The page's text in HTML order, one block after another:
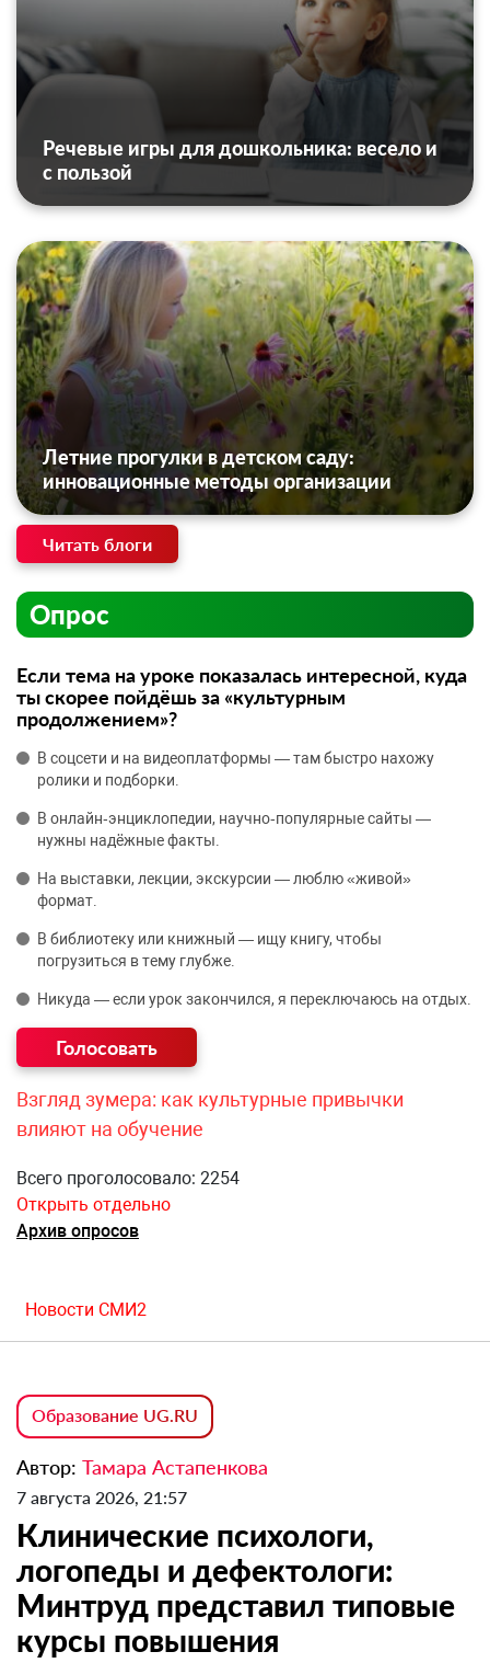
Речевые игры для дошкольника: весело и
с пользой
Летние прогулки в детском саду:
инновационные методы организации
Читать блоги
Опрос
Если тема на уроке показалась интересной, куда
ты скорее пойдёшь за «культурным
продолжением»?
В соцсети и на видеоплатформы — там быстро нахожу
ролики и подборки.
В онлайн‑энциклопедии, научно‑популярные сайты —
нужны надёжные факты.
На выставки, лекции, экскурсии — люблю «живой»
формат.
В библиотеку или книжный — ищу книгу, чтобы
погрузиться в тему глубже.
Никуда — если урок закончился, я переключаюсь на отдых.
Взгляд зумера: как культурные привычки
влияют на обучение
Всего проголосовало: 2254
Открыть отдельно
Архив опросов
Новости СМИ2
Образование UG.RU
Автор: Тамара Астапенкова
7 августа 2026, 21:57
Клинические психологи,
логопеды и дефектологи:
Минтруд представил типовые
курсы повышения